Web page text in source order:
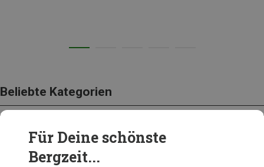
Beliebte Kategorien
BEKLEIDUNG
Für Deine schönste
Bergzeit...